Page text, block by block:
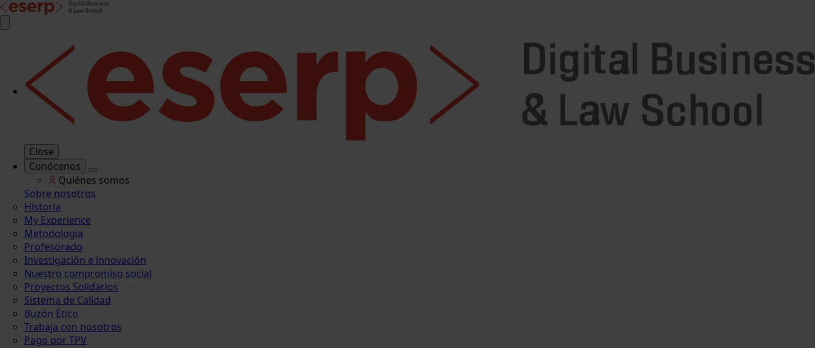
Close
Conócenos
Quiénes somos
Sobre nosotros
Historia
My Experience
Metodología
Profesorado
Investigación e innovación
Nuestro compromiso social
Proyectos Solidarios
Sistema de Calidad
Buzón Ético
Trabaja con nosotros
Pago por TPV